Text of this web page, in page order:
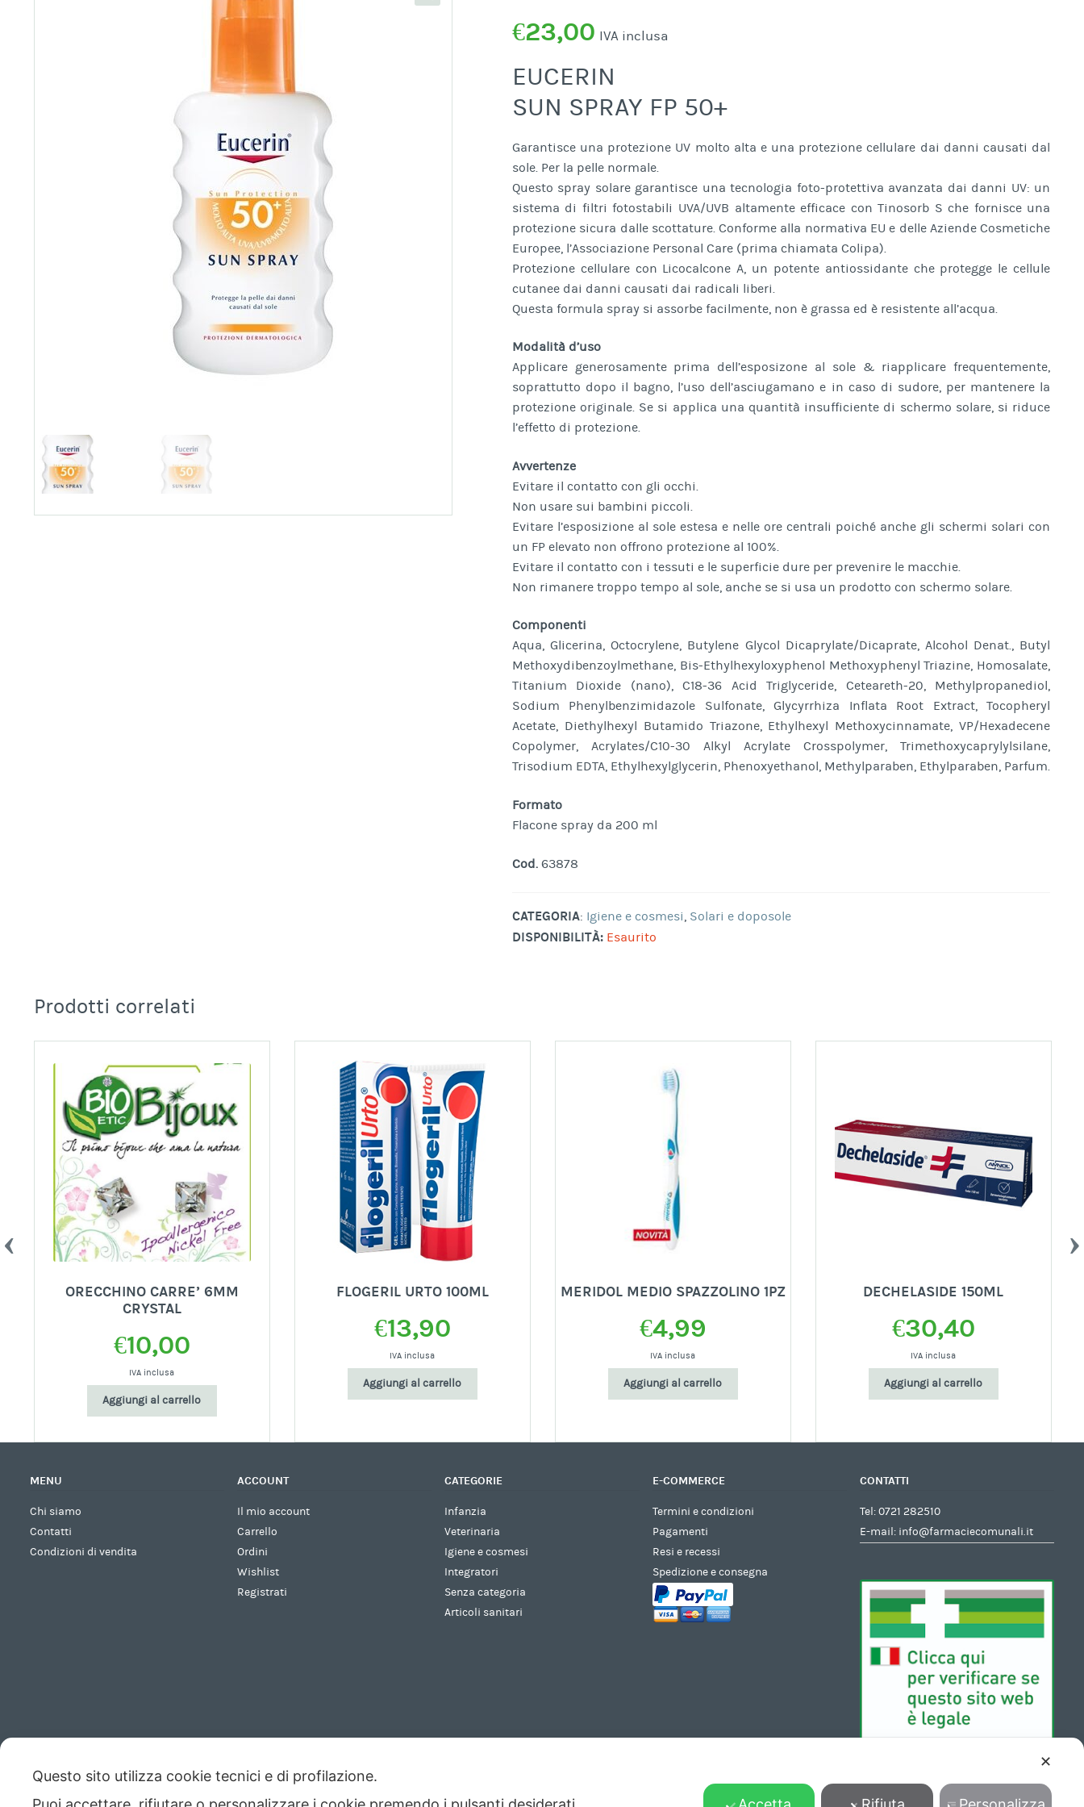
€23,00 IVA inclusa
EUCERIN
SUN SPRAY FP 50+
Garantisce una protezione UV molto alta e una protezione cellulare dai danni causati dal
sole. Per la pelle normale.
Questo spray solare garantisce una tecnologia foto-protettiva avanzata dai danni UV: un
sistema di filtri fotostabili UVA/UVB altamente efficace con Tinosorb S che fornisce una
protezione sicura dalle scottature. Conforme alla normativa EU e delle Aziende Cosmetiche
Europee, l’Associazione Personal Care (prima chiamata Colipa).
Protezione cellulare con Licocalcone A, un potente antiossidante che protegge le cellule
cutanee dai danni causati dai radicali liberi.
Questa formula spray si assorbe facilmente, non è grassa ed è resistente all’acqua.
Modalità d’uso
Applicare generosamente prima dell’esposizone al sole & riapplicare frequentemente,
soprattutto dopo il bagno, l’uso dell’asciugamano e in caso di sudore, per mantenere la
protezione originale. Se si applica una quantità insufficiente di schermo solare, si riduce
l’effetto di protezione.
Avvertenze
Evitare il contatto con gli occhi.
Non usare sui bambini piccoli.
Evitare l’esposizione al sole estesa e nelle ore centrali poiché anche gli schermi solari con
un FP elevato non offrono protezione al 100%.
Evitare il contatto con i tessuti e le superficie dure per prevenire le macchie.
Non rimanere troppo tempo al sole, anche se si usa un prodotto con schermo solare.
Componenti
Aqua, Glicerina, Octocrylene, Butylene Glycol Dicaprylate/Dicaprate, Alcohol Denat., Butyl
Methoxydibenzoylmethane, Bis-Ethylhexyloxyphenol Methoxyphenyl Triazine, Homosalate,
Titanium Dioxide (nano), C18-36 Acid Triglyceride, Ceteareth-20, Methylpropanediol,
Sodium Phenylbenzimidazole Sulfonate, Glycyrrhiza Inflata Root Extract, Tocopheryl
Acetate, Diethylhexyl Butamido Triazone, Ethylhexyl Methoxycinnamate, VP/Hexadecene
Copolymer, Acrylates/C10-30 Alkyl Acrylate Crosspolymer, Trimethoxycaprylylsilane,
Trisodium EDTA, Ethylhexylglycerin, Phenoxyethanol, Methylparaben, Ethylparaben, Parfum.
Formato
Flacone spray da 200 ml
Cod.63878
CATEGORIA: Igiene e cosmesi, Solari e doposole
DISPONIBILITÀ: Esaurito
Prodotti correlati
ORECCHINO CARRE’ 6MM
CRYSTAL
€10,00
IVA inclusa
Aggiungi al carrello
FLOGERIL URTO 100ML
€13,90
IVA inclusa
Aggiungi al carrello
MERIDOL MEDIO SPAZZOLINO 1PZ
€4,99
IVA inclusa
Aggiungi al carrello
DECHELASIDE 150ML
€30,40
IVA inclusa
Aggiungi al carrello
MENU
Chi siamo
Contatti
Condizioni di vendita
ACCOUNT
Il mio account
Carrello
Ordini
Wishlist
Registrati
CATEGORIE
Infanzia
Veterinaria
Igiene e cosmesi
Integratori
Senza categoria
Articoli sanitari
E-COMMERCE
Termini e condizioni
Pagamenti
Resi e recessi
Spedizione e consegna
CONTATTI
Tel:0721 282510
E-mail: info@farmaciecomunali.it
✕
Questo sito utilizza cookie tecnici e di profilazione.